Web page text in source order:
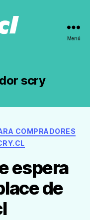
Menú
scry
COMPRADORES
espera
de